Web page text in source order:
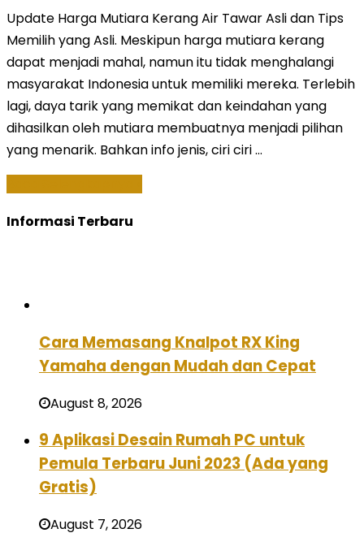
Update Harga Mutiara Kerang Air Tawar Asli dan Tips
Memilih yang Asli. Meskipun harga mutiara kerang
dapat menjadi mahal, namun itu tidak menghalangi
masyarakat Indonesia untuk memiliki mereka. Terlebih
lagi, daya tarik yang memikat dan keindahan yang
dihasilkan oleh mutiara membuatnya menjadi pilihan
yang menarik. Bahkan info jenis, ciri ciri …
Informasi Terbaru
Cara Memasang Knalpot RX King
Yamaha dengan Mudah dan Cepat
August 8, 2026
9 Aplikasi Desain Rumah PC untuk
Pemula Terbaru Juni 2023 (Ada yang
Gratis)
August 7, 2026